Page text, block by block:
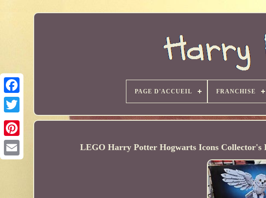
PAGE D'ACCUEIL FRANCHISE
LEGO Harry Potter Hogwarts Icons Collector's